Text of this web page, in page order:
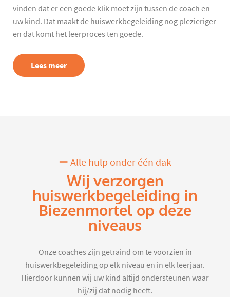
vinden dat er een goede klik moet zijn tussen de coach en
uw kind. Dat maakt de huiswerkbegeleiding nog plezieriger
en dat komt het leerproces ten goede.
Lees meer
Alle hulp onder één dak
Wij verzorgen
huiswerkbegeleiding in
Biezenmortel op deze
niveaus
Onze coaches zijn getraind om te voorzien in
huiswerkbegeleiding op elk niveau en in elk leerjaar.
Hierdoor kunnen wij uw kind altijd ondersteunen waar
hij/zij dat nodig heeft.